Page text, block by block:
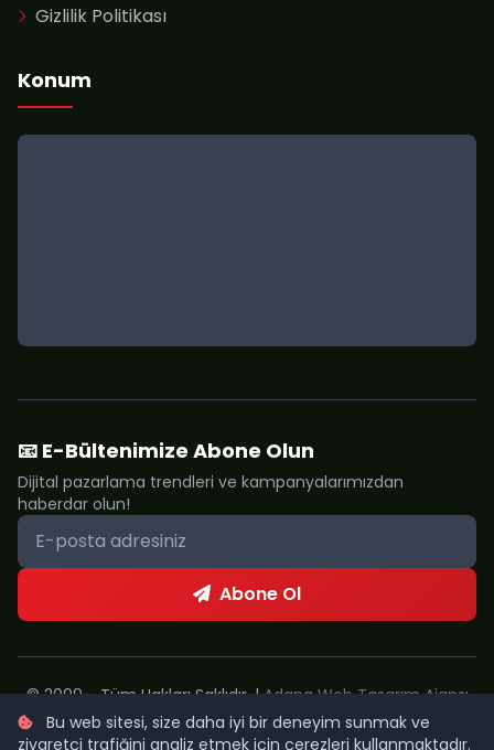
Gizlilik Politikası
Konum
📧 E-Bültenimize Abone Olun
Dijital pazarlama trendleri ve kampanyalarımızdan
haberdar olun!
Abone Ol
© 2009 - Tüm Hakları Saklıdır. |Adana Web Tasarım Ajansı
Metropol Web
Bu web sitesi, size daha iyi bir deneyim sunmak ve
ziyaretçi trafiğini analiz etmek için çerezleri kullanmaktadır.